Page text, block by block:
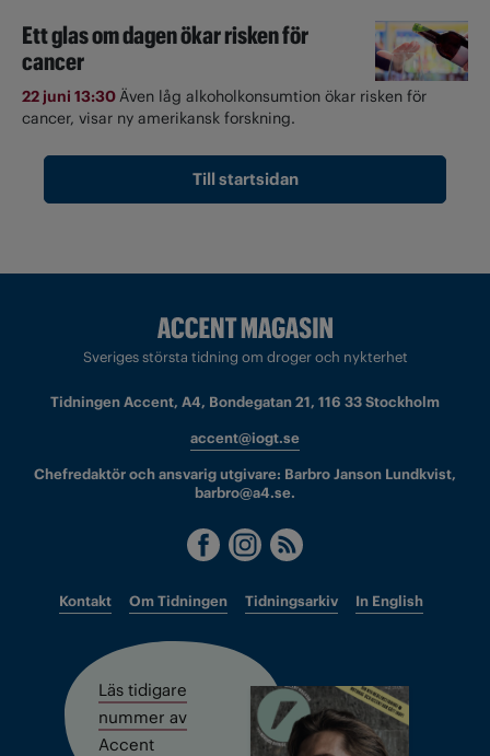
Ett glas om dagen ökar risken för
cancer
22 juni 13:30Även låg alkoholkonsumtion ökar risken för
cancer, visar ny amerikansk forskning.
Till startsidan
Sveriges största tidning om droger och nykterhet
Tidningen Accent, A4, Bondegatan 21, 116 33 Stockholm
accent@iogt.se
Chefredaktör och ansvarig utgivare: Barbro Janson Lundkvist,
barbro@a4.se.
Kontakt Om Tidningen Tidningsarkiv In English
Läs tidigare
nummer av
Accent